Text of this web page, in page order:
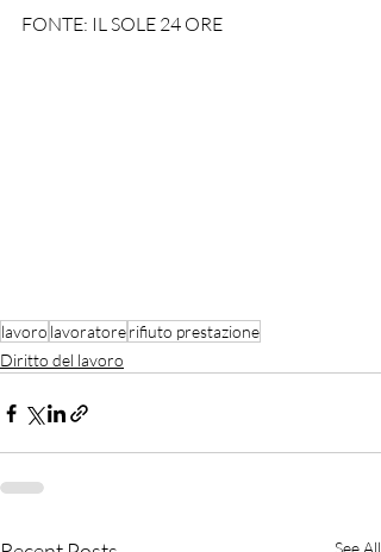
FONTE: IL SOLE 24 ORE
lavoro lavoratorerifiuto prestazione
Diritto del lavoro